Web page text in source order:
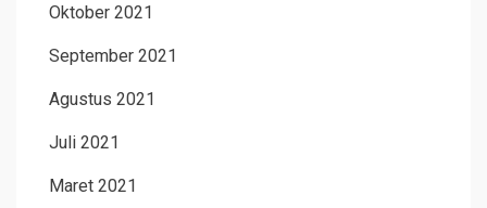
Oktober 2021
September 2021
Agustus 2021
Juli 2021
Maret 2021